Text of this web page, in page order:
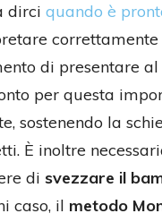
dirci quando è
di presentare
per questa
sostenendo la
È inoltre
di svezzare il
caso, il metodo